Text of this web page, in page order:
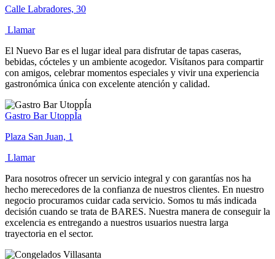
Calle Labradores, 30
Llamar
El Nuevo Bar es el lugar ideal para disfrutar de tapas caseras,
bebidas, cócteles y un ambiente acogedor. Visítanos para compartir
con amigos, celebrar momentos especiales y vivir una experiencia
gastronómica única con excelente atención y calidad.
Gastro Bar UtoppÍa
Plaza San Juan, 1
Llamar
Para nosotros ofrecer un servicio integral y con garantías nos ha
hecho merecedores de la confianza de nuestros clientes. En nuestro
negocio procuramos cuidar cada servicio. Somos tu más indicada
decisión cuando se trata de BARES. Nuestra manera de conseguir la
excelencia es entregando a nuestros usuarios nuestra larga
trayectoria en el sector.